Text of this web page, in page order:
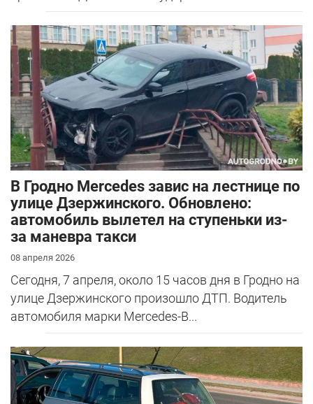
В Гродно Mercedes завис на лестнице по
улице Дзержинского. Обновлено:
автомобиль вылетел на ступеньки из-
за маневра такси
08 апреля 2026
Сегодня, 7 апреля, около 15 часов дня в Гродно на
улице Дзержинского произошло ДТП. Водитель
автомобиля марки Mercedes-B...